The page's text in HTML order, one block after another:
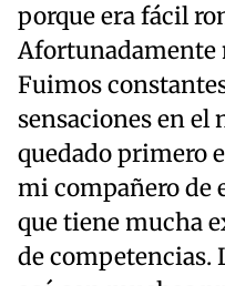
porque era fácil
Afortunadamente
Fuimos
sensaciones en el
quedado primero
mi compañero de
que tiene mucha
de competencias.